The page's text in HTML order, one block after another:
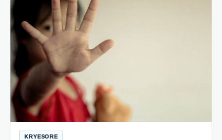
KRYESORE